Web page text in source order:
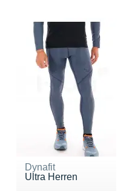
Dynafit
Ultra Herren